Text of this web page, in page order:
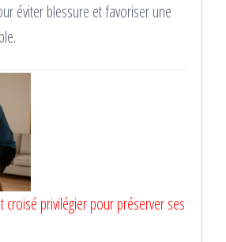
éviter blessure et favoriser une
croisé privilégier pour préserver ses